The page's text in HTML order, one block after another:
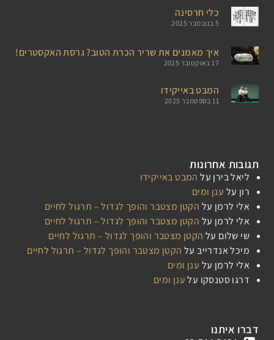
כלי חרסינה
5 בנובמבר 2025
איך מאמנים את שריר הכרת הטוב? גרסת האקסטרים!
17 באוקטובר 2025
המבט באייקידו
11 בספטמבר 2025
תגובות אחרונות
ליאל בירן על המבט באייקידו
רון על ענן ומים
אלי לרמן על הקטן מצטבר והופך לגדול – תרגול לחיים
אלי לרמן על הקטן מצטבר והופך לגדול – תרגול לחיים
שי שלום על הקטן מצטבר והופך לגדול – תרגול לחיים
מיכל אנדרייבעל הקטן מצטבר והופך לגדול – תרגול לחיים
אלי לרמן על ענן ומים
דרגו סטנסקו עלענן ומים
דברו איתנו